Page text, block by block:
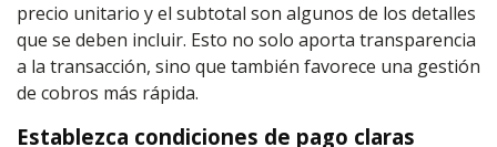
precio unitario y el subtotal son algunos de los detalles
que se deben incluir. Esto no solo aporta transparencia
a la transacción, sino que también favorece una gestión
de cobros más rápida.
Establezca condiciones de pago claras